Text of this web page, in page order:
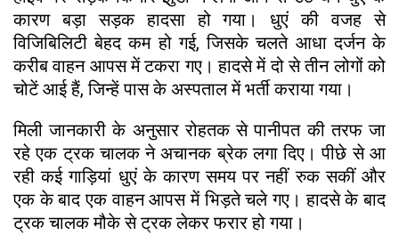
कारण बड़ा सड़क हादसा हो गया। धुएं की वजह से
विजिबिलिटी बेहद कम हो गई, जिसके चलते आधा दर्जन के
करीब वाहन आपस में टकरा गए। हादसे में दो से तीन लोगों को
चोटें आई हैं, जिन्हें पास के अस्पताल में भर्ती कराया गया।
मिली जानकारी के अनुसार रोहतक से पानीपत की तरफ जा
रहे एक ट्रक चालक ने अचानक ब्रेक लगा दिए। पीछे से आ
रही कई गाड़ियां धुएं के कारण समय पर नहीं रुक सकीं और
एक के बाद एक वाहन आपस में भिड़ते चले गए। हादसे के बाद
ट्रक चालक मौके से ट्रक लेकर फरार हो गया।